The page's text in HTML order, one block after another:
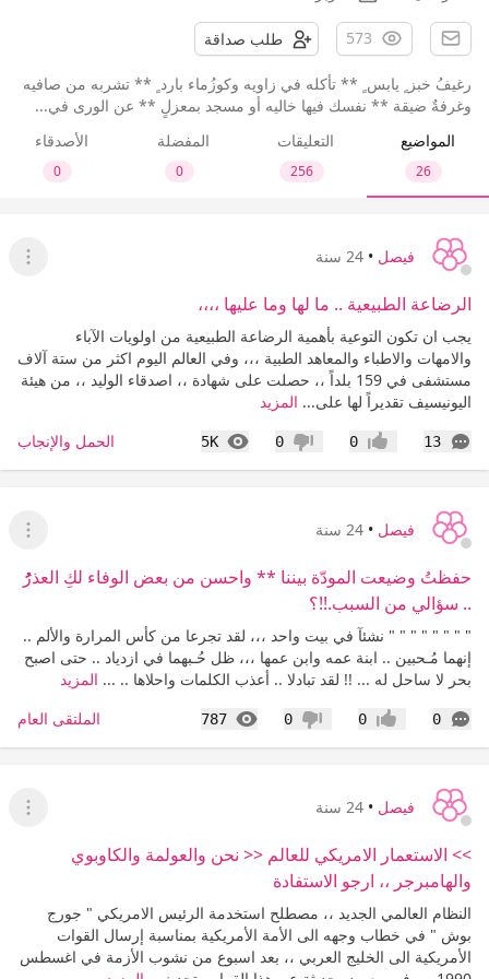
573 طلب صداقة
رغيفُ خبز ٍ يابس ٍ ** تأكله في زاويه وكوزُماء بارد ٍ ** تشربه من صافيه
وغرفةٌ ضيقة ** نفسك فيها خاليه أو مسجد بمعزلٍ ** عن الورى في...
المواضيع
26
التعليقات
256
المفضلة
0
الأصدقاء
0
فيصل • 24 سنة
عرض
الرضاعة الطبيعية .. ما لها وما عليها ،،،،
يجب ان تكون التوعية بأهمية الرضاعة الطبيعية من اولويات الآباء
والامهات والاطباء والمعاهد الطبية ،،، وفي العالم اليوم اكثر من ستة آلاف
مستشفى في 159 بلداً ،، حصلت على شهادة ،، اصدقاء الوليد ،، من هيئة
اليونيسيف تقديراً لها على... المزيد
13
التعليقات إعجاب0 عدم إعجاب
0
5K
المشاهدات الحمل والإنجاب
فيصل • 24 سنة
عرض
حفظتُ وضيعت المودّة بيننا ** واحسن من بعض الوفاء لكِ العذرُُُُُ
.. سؤالي من السبب.!!؟
" " " " " " " " نشئآ في بيت واحد ،،، لقد تجرعا من كأس المرارة والألم ..
إنهما مُـحبين .. ابنة عمه وابن عمها ،،، ظل حُـبهما في ازدياد .. حتى اصبح
بحر لا ساحل له ... !! لقد تبادلا .. أعذب الكلمات واحلاها .. ... المزيد
0
التعليقات إعجاب0 عدم إعجاب
0
787
المشاهدات الملتقى العام
فيصل • 24 سنة
عرض
>> الاستعمار الامريكي للعالم << نحن والعولمة والكاوبوي
والهامبرجر ،، ارجو الاستفادة
النظام العالمي الجديد ،، مصطلح استخدمة الرئيس الامريكي " جورج
بوش " في خطاب وجهه الى الأمة الأمريكية بمناسبة إرسال القوات
الأمريكية الى الخليج العربي ،، بعد اسبوع من نشوب الأزمة في اغسطس